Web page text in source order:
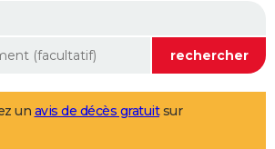
un avis de décès gratuitsur